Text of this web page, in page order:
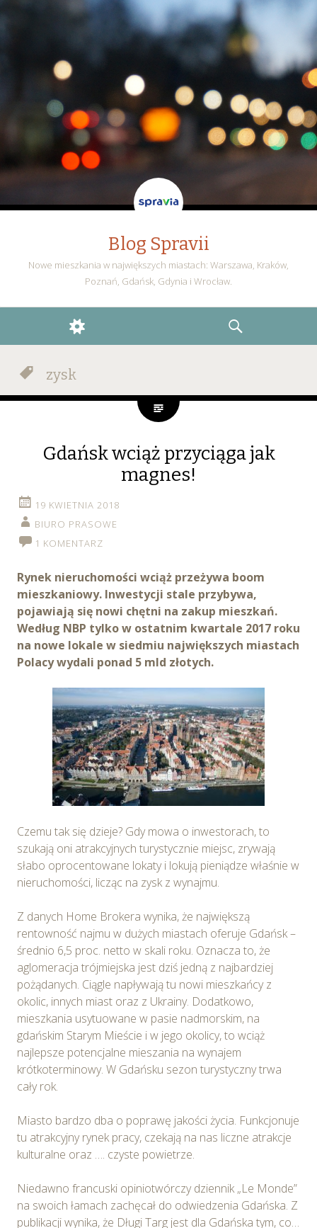
Blog Spravii
Nowe mieszkania w największych miastach: Warszawa, Kraków,
Poznań, Gdańsk, Gdynia i Wrocław.
WIDGETS
SEARCH
zysk
Gdańsk wciąż przyciąga jak
magnes!
19 KWIETNIA 2018
BIURO PRASOWE
1 KOMENTARZ
Rynek nieruchomości wciąż przeżywa boom
mieszkaniowy. Inwestycji stale przybywa,
pojawiają się nowi chętni na zakup mieszkań.
Według NBP tylko w ostatnim kwartale 2017 roku
na nowe lokale w siedmiu największych miastach
Polacy wydali ponad 5 mld złotych.
Czemu tak się dzieje? Gdy mowa o inwestorach, to
szukają oni atrakcyjnych turystycznie miejsc, zrywają
słabo oprocentowane lokaty i lokują pieniądze właśnie w
nieruchomości, licząc na zysk z wynajmu.
Z danych Home Brokera wynika, że największą
rentowność najmu w dużych miastach oferuje Gdańsk –
średnio 6,5 proc. netto w skali roku. Oznacza to, że
aglomeracja trójmiejska jest dziś jedną z najbardziej
pożądanych. Ciągle napływają tu nowi mieszkańcy z
okolic, innych miast oraz z Ukrainy. Dodatkowo,
mieszkania usytuowane w pasie nadmorskim, na
gdańskim Starym Mieście i w jego okolicy, to wciąż
najlepsze potencjalne mieszania na wynajem
krótkoterminowy. W Gdańsku sezon turystyczny trwa
cały rok.
Miasto bardzo dba o poprawę jakości życia. Funkcjonuje
tu atrakcyjny rynek pracy, czekają na nas liczne atrakcje
kulturalne oraz …. czyste powietrze.
Niedawno francuski opiniotwórczy dziennik „Le Monde”
na swoich łamach zachęcał do odwiedzenia Gdańska. Z
publikacji wynika, że Długi Targ jest dla Gdańska tym, co…